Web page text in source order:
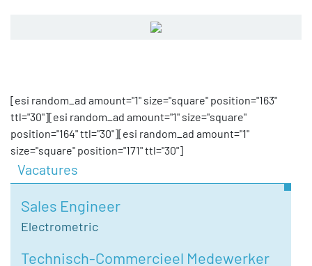
[esi random_ad amount="1" size="square" position="163"
ttl="30"][esi random_ad amount="1" size="square"
position="164" ttl="30"][esi random_ad amount="1"
size="square" position="171" ttl="30"]
Vacatures
Sales Engineer
Electrometric
Technisch-Commercieel Medewerker